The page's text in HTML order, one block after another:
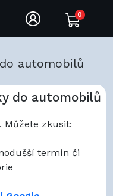
0
automobilů
do automobilů
Můžete zkusit:
termín či